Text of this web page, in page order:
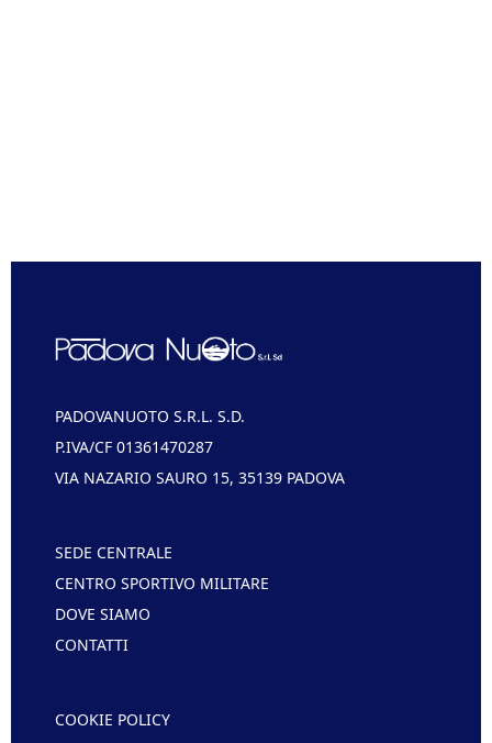
PADOVANUOTO S.R.L. S.D.
P.IVA/CF 01361470287
VIA NAZARIO SAURO 15, 35139 PADOVA
SEDE CENTRALE
CENTRO SPORTIVO MILITARE
DOVE SIAMO
CONTATTI
COOKIE POLICY